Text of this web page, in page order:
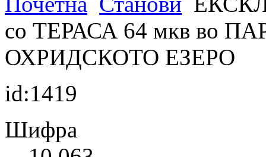
со ТЕРАСА 64 мкв во
ОХРИДСКОТО ЕЗЕРО
id:1419
Шифра